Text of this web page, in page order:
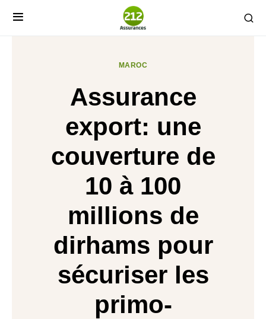
MAROC
Assurance
export: une
couverture de
10 à 100
millions de
dirhams pour
sécuriser les
primo-